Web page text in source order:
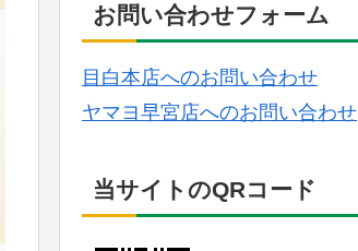
お問い合わせフォーム
目白本店へのお問い合わせ
ヤマヨ早宮店へのお問い合わせ
当サイトのQRコード